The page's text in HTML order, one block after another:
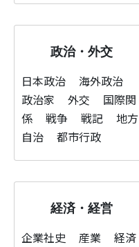
政治・外交
日本政治
海外政治
政治家
外交
国際関
係
戦争 戦記
地方
自治
都市行政
経済・経営
企業社史 産業
経済